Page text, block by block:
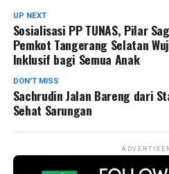
UP NEXT
Sosialisasi PP TUNAS, Pilar
Pemkot Tangerang Selatan
Inklusif bagi Semua Anak
DON'T MISS
Sachrudin Jalan Bareng dari
Sehat Sarungan